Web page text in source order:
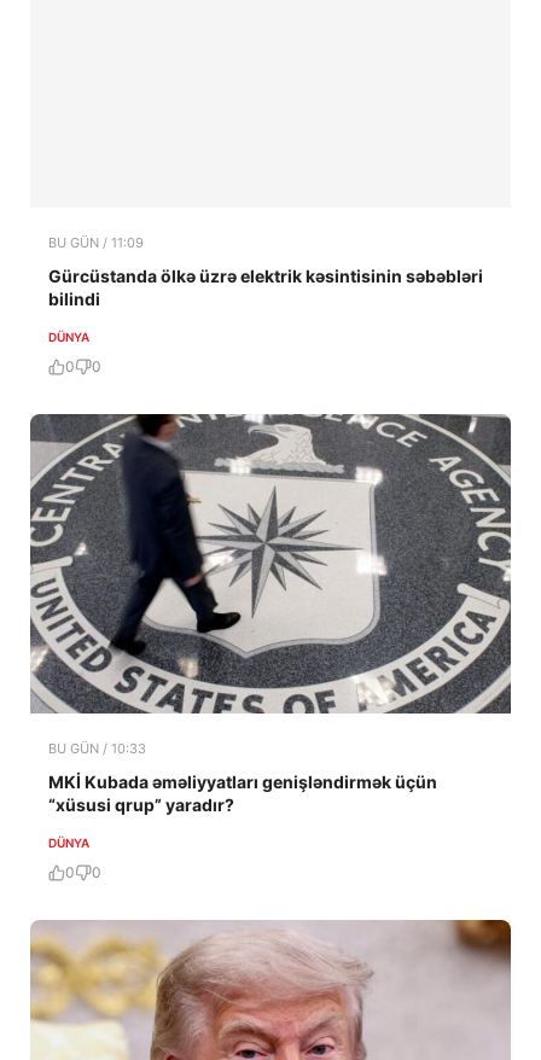
BU GÜN / 11:09
Gürcüstanda ölkə üzrə elektrik kəsintisinin səbəbləri
bilindi
DÜNYA
0 0
BU GÜN / 10:33
MKİ Kubada əməliyyatları genişləndirmək üçün
“xüsusi qrup” yaradır?
DÜNYA
0 0